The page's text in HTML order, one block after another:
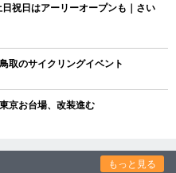
祝日はアーリーオープンも｜さい
取のサイクリングイベント
京お台場、改装進む
もっと見る